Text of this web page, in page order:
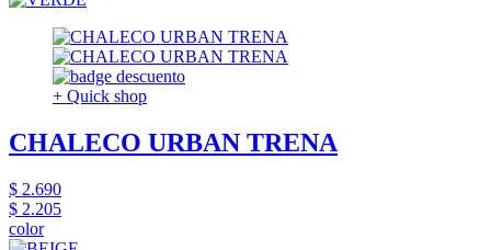
+ Quick shop
CHALECO URBAN TRENA
$ 2.690
$ 2.205
color